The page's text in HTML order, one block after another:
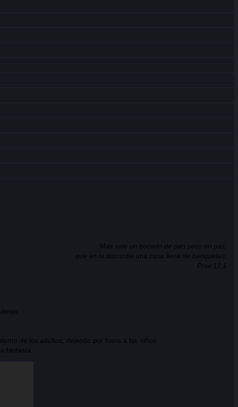
Más vale un bocado de pan seco en paz,
que en la discordia una casa llena de banquetes.
Prov 17,1
de los adultos, dejando por fuera a los niños.
fantasía.